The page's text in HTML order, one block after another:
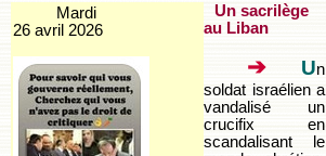
Mardi
26 avril 2026
Un sacrilège
au Liban
➔ Un
soldat israélien a
vandalisé un
crucifix en
scandalisant le